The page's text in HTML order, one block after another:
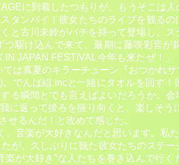
に到着したつもりが、もうそこは
タンバイ！彼女たちのライブを観る
と古川未鈴がバチを持って登場し、
駆け込んで来て、最期に藤咲彩音が
IN JAPAN FESTIVAL今年も来たぜ！
は真夏のキラーチューン『おつかれ
でんぱ組.incと一緒にタオルを回す
る瞬間とでも言えばよいだろうか。
に返って後ろを振り向くと、楽しそう
せるんだ！と改めて感じた。
、音楽が大好きなんだと思います。私
が、久しぶりに観た彼女たちのステ
が大好き”な人たちを巻き込んで行